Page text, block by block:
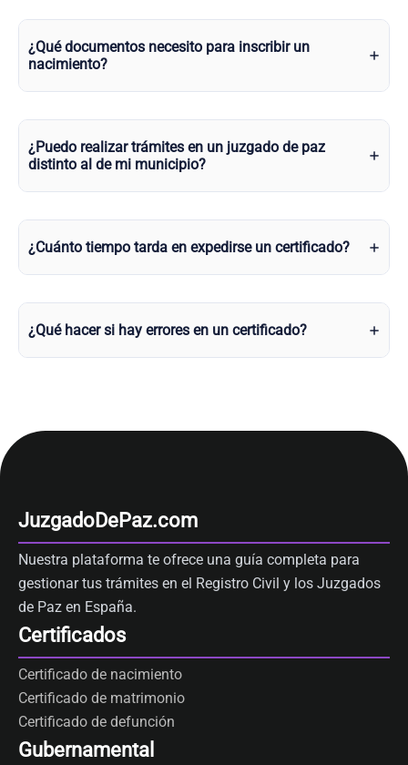
¿Qué documentos necesito para inscribir un
nacimiento?
¿Puedo realizar trámites en un juzgado de paz
distinto al de mi municipio?
¿Cuánto tiempo tarda en expedirse un certificado?
¿Qué hacer si hay errores en un certificado?
JuzgadoDePaz.com
Nuestra plataforma te ofrece una guía completa para
gestionar tus trámites en el Registro Civil y los Juzgados
de Paz en España.
Certificados
Certificado de nacimiento
Certificado de matrimonio
Certificado de defunción
Gubernamental